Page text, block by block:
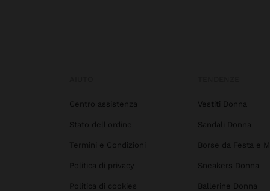
Centro assistenza
Stato dell'ordine
Termini e Condizioni
Politica di privacy
Politica di cookies
Vestiti Donna
Sandali Donna
Borse da Festa e
Sneakers Donna
Ballerine Donna